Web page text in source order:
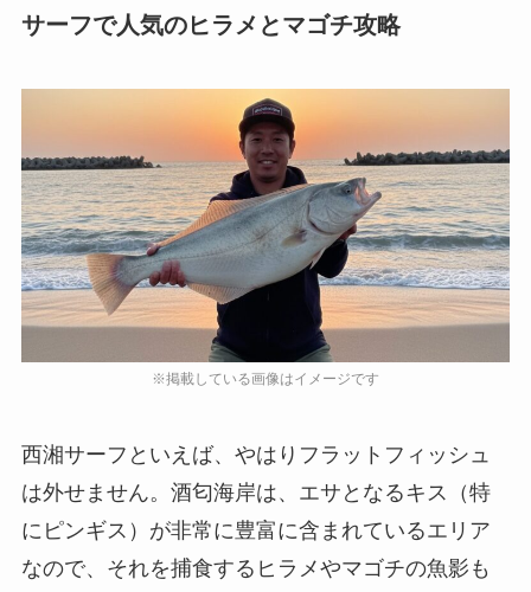
サーフで人気のヒラメとマゴチ攻略
西湘サーフといえば、やはりフラットフィッシュ
は外せません。酒匂海岸は、エサとなるキス（特
にピンギス）が非常に豊富に含まれているエリア
なので、それを捕食するヒラメやマゴチの魚影も